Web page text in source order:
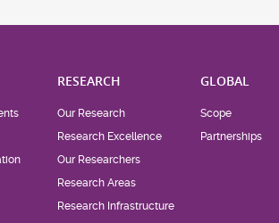
RESEARCH
Our Research
Research Excellence
Our Researchers
Research Areas
Research Infrastructure
GLOBAL
Scope
Partnerships